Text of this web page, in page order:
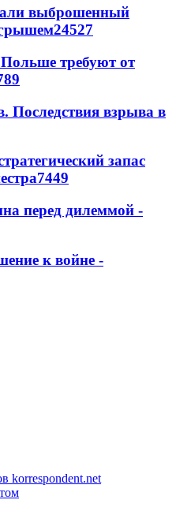
выброшенный
24527
требуют от
Последствия взрыва в
запас
7449
перед дилеммой -
к войне -
korrespondent.net